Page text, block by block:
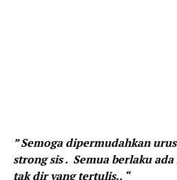
” Semoga dipermudahkan
strong sis . Semua berlaku
tak dir yang tertulis.. “